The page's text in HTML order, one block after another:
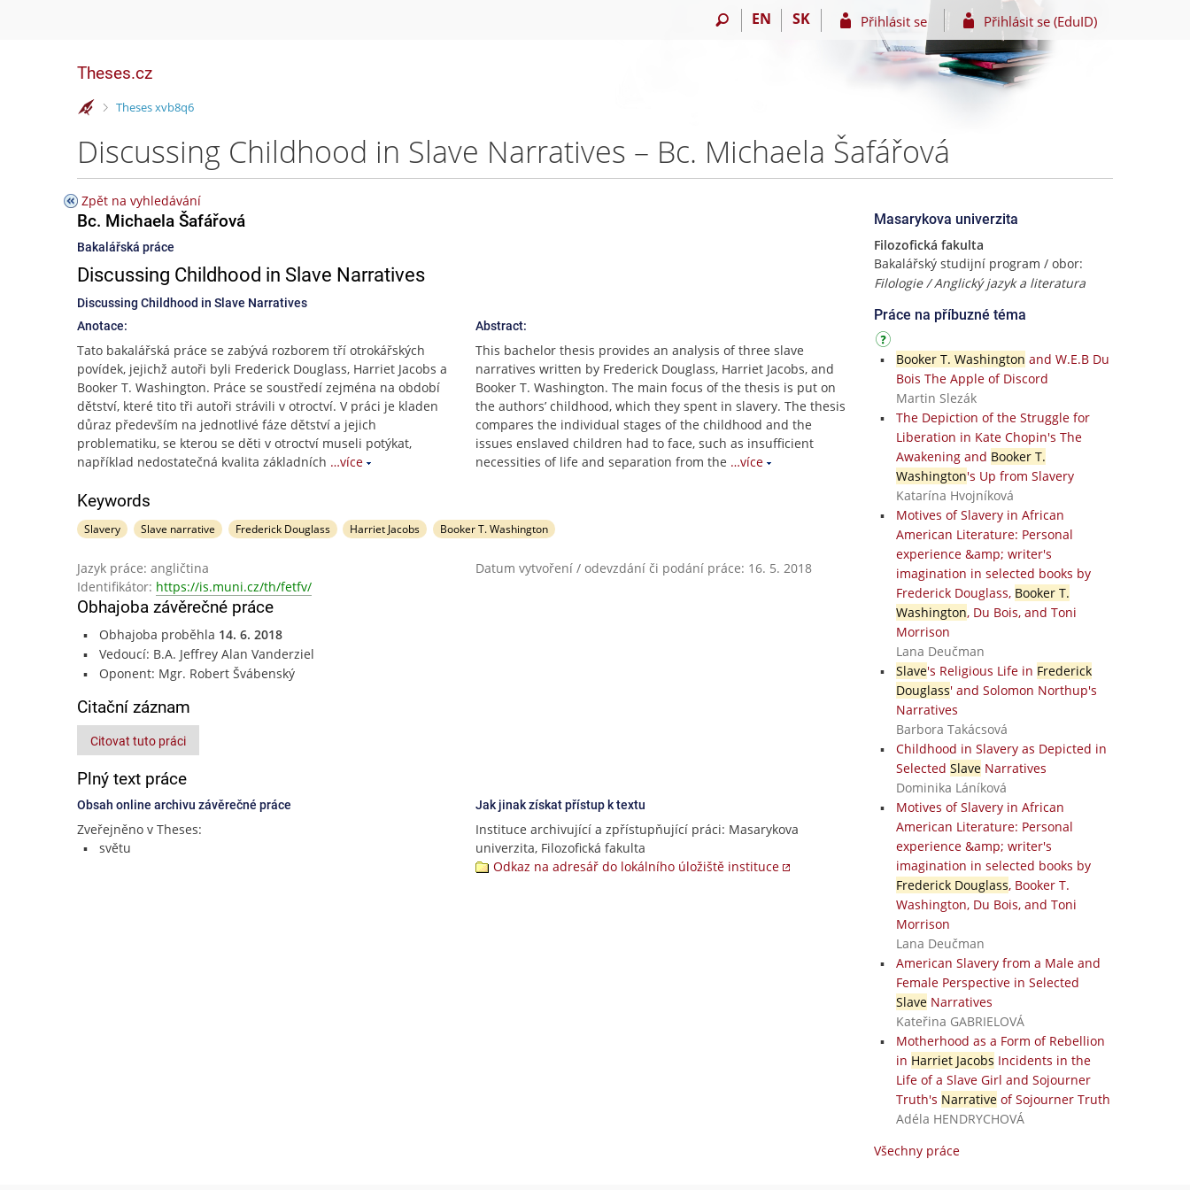
EN SK Přihlásit se Přihlásit se (EduID)
Theses.cz
>
Theses xvb8q6
Discussing Childhood in Slave Narratives – Bc. Michaela Šafářová
Zpět na vyhledávání
Bc. Michaela Šafářová
Bakalářská práce
Discussing Childhood in Slave Narratives
Discussing Childhood in Slave Narratives
Anotace:
Tato bakalářská práce se zabývá rozborem tří otrokářských
povídek, jejichž autoři byli Frederick Douglass, Harriet Jacobs a
Booker T. Washington. Práce se soustředí zejména na období
dětství, které tito tři autoři strávili v otroctví. V práci je kladen
důraz především na jednotlivé fáze dětství a jejich
problematiku, se kterou se děti v otroctví museli potýkat,
například nedostatečná kvalita základních …více
Abstract:
This bachelor thesis provides an analysis of three slave
narratives written by Frederick Douglass, Harriet Jacobs, and
Booker T. Washington. The main focus of the thesis is put on
the authors’ childhood, which they spent in slavery. The thesis
compares the individual stages of the childhood and the
issues enslaved children had to face, such as insufficient
necessities of life and separation from the …více
Keywords
Slavery Slave narrative Frederick Douglass Harriet Jacobs Booker T. Washington
Jazyk práce: angličtina
Datum vytvoření / odevzdání či podání práce: 16. 5. 2018
Identifikátor: https://is.muni.cz/th/fetfv/
Obhajoba závěrečné práce
Obhajoba proběhla 14. 6. 2018
Vedoucí: B.A. Jeffrey Alan Vanderziel
Oponent: Mgr. Robert Švábenský
Citační záznam
Citovat tuto práci
Plný text práce
Obsah online archivu závěrečné práce
Zveřejněno v Theses:
světu
Jak jinak získat přístup k textu
Instituce archivující a zpřístupňující práci: Masarykova
univerzita, Filozofická fakulta
Odkaz na adresář do lokálního úložiště instituce
Masarykova univerzita
Filozofická fakulta
Bakalářský studijní program / obor:
Filologie / Anglický jazyk a literatura
Práce na příbuzné téma
Booker T. Washington and W.E.B Du
Bois The Apple of Discord
Martin Slezák
The Depiction of the Struggle for
Liberation in Kate Chopin's The
Awakening and Booker T.
Washington's Up from Slavery
Katarína Hvojníková
Motives of Slavery in African
American Literature: Personal
experience &amp; writer's
imagination in selected books by
Frederick Douglass, Booker T.
Washington, Du Bois, and Toni
Morrison
Lana Deučman
Slave's Religious Life in Frederick
Douglass' and Solomon Northup's
Narratives
Barbora Takácsová
Childhood in Slavery as Depicted in
Selected SlaveNarratives
Dominika Láníková
Motives of Slavery in African
American Literature: Personal
experience &amp; writer's
imagination in selected books by
Frederick Douglass, Booker T.
Washington, Du Bois, and Toni
Morrison
Lana Deučman
American Slavery from a Male and
Female Perspective in Selected
SlaveNarratives
Kateřina GABRIELOVÁ
Motherhood as a Form of Rebellion
in Harriet Jacobs Incidents in the
Life of a Slave Girl and Sojourner
Truth's Narrativeof Sojourner Truth
Adéla HENDRYCHOVÁ
Všechny práce